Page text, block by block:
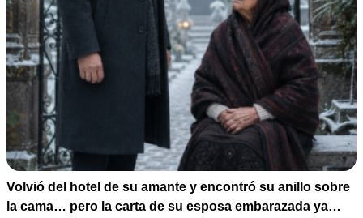
Volvió del hotel de su amante y encontró su anillo sobre
la cama… pero la carta de su esposa embarazada ya